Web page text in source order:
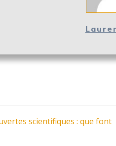
scientifiques : que font